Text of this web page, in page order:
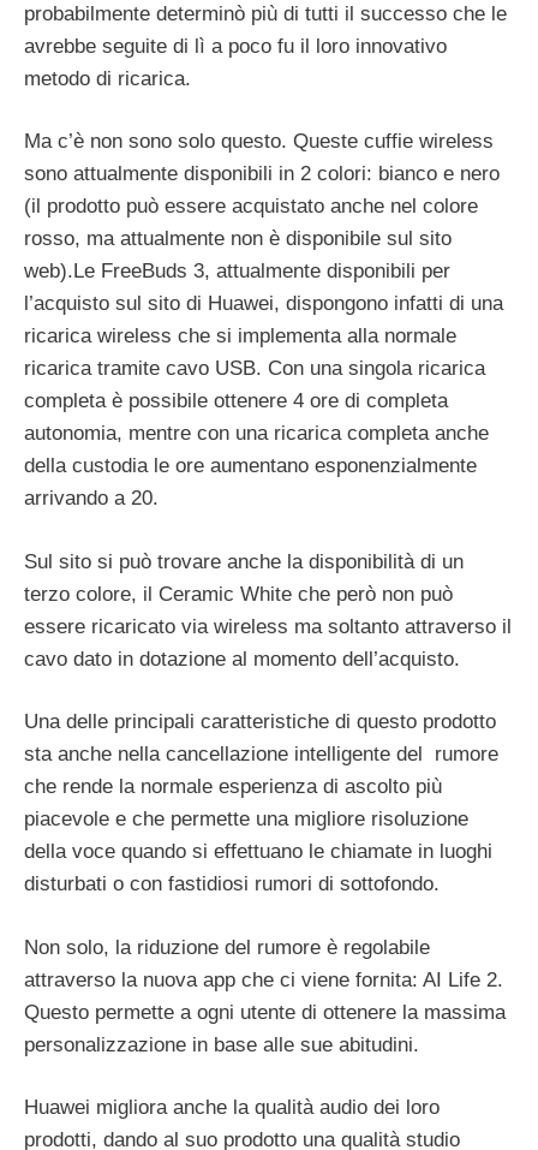
probabilmente determinò più di tutti il successo che le
avrebbe seguite di lì a poco fu il loro innovativo
metodo di ricarica.
Ma c’è non sono solo questo. Queste cuffie wireless
sono attualmente disponibili in 2 colori: bianco e nero
(il prodotto può essere acquistato anche nel colore
rosso, ma attualmente non è disponibile sul sito
web).Le FreeBuds 3, attualmente disponibili per
l’acquisto sul sito di Huawei, dispongono infatti di una
ricarica wireless che si implementa alla normale
ricarica tramite cavo USB. Con una singola ricarica
completa è possibile ottenere 4 ore di completa
autonomia, mentre con una ricarica completa anche
della custodia le ore aumentano esponenzialmente
arrivando a 20.
Sul sito si può trovare anche la disponibilità di un
terzo colore, il Ceramic White che però non può
essere ricaricato via wireless ma soltanto attraverso il
cavo dato in dotazione al momento dell’acquisto.
Una delle principali caratteristiche di questo prodotto
sta anche nella cancellazione intelligente del rumore
che rende la normale esperienza di ascolto più
piacevole e che permette una migliore risoluzione
della voce quando si effettuano le chiamate in luoghi
disturbati o con fastidiosi rumori di sottofondo.
Non solo, la riduzione del rumore è regolabile
attraverso la nuova app che ci viene fornita: AI Life 2.
Questo permette a ogni utente di ottenere la massima
personalizzazione in base alle sue abitudini.
Huawei migliora anche la qualità audio dei loro
prodotti, dando al suo prodotto una qualità studio